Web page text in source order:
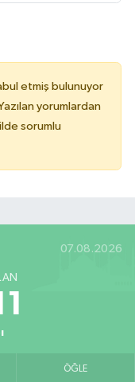
etmiş bulunuyor
yorumlardan
sorumlu
07.08.2026
ÖĞLE